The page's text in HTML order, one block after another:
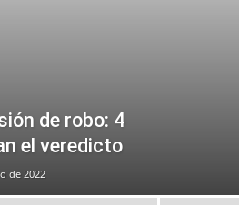
de robo: 4
el veredicto
de 2022